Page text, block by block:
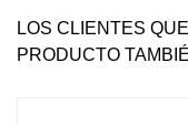
LOS CLIENTES
PRODUCTO